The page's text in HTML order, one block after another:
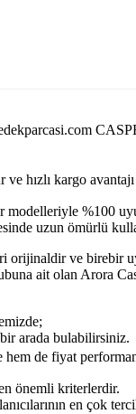
ve hızlı kargo
%100
uzun ömürlü
orijinaldir ve birebir
ait olan Arora
arada bulabilirsiniz.
de fiyat
önemli kriterlerdir.
en çok